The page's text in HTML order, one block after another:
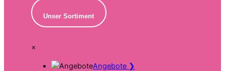
Unser Sortiment
×
Angebote ❯